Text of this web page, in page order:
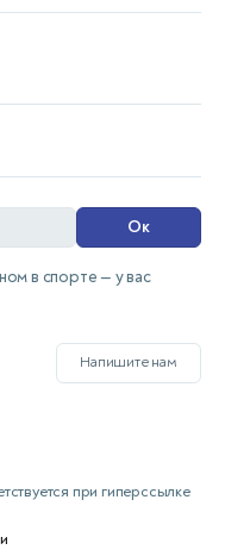
Ок
в спорте — у вас
Напишите нам
при гиперссылке